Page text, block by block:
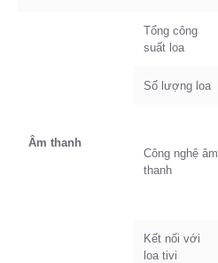
Âm thanh
Tổng công
suất loa
Số lượng loa
Công nghệ âm
thanh
Kết nối với
loa tivi